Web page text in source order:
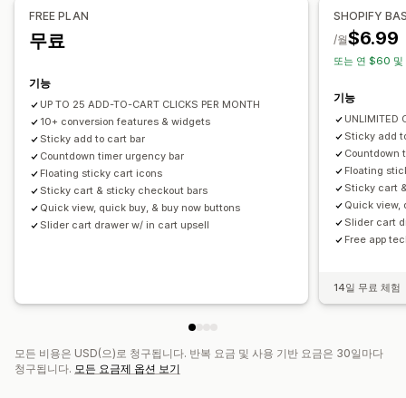
함께 자주 구매하는 제품
결제 사용자 지정
사용자 지정 CSS
행동 타게팅
FREE PLAN
무료
기능
UP TO 25 ADD-TO-CART CLICKS PER MONTH
10+ conversion features & widgets
Sticky add to cart bar
Countdown timer urgency bar
Floating sticky cart icons
Sticky cart & sticky checkout bars
Quick view, quick buy, & buy now buttons
Slider cart drawer w/ in cart upsell
SHOPIFY
$6.99
/월
또는 연 $60 및
기능
UNLIMITED
Sticky add
Countdown
Floating
Sticky cart
Quick view,
Slider cart
Free app
14일 무료 체험
모든 비용은 USD(으)로 청구됩니다. 반복 요금 및 사용 기반 요금은 30일마다
청구됩니다. 모든 요금제 옵션 보기